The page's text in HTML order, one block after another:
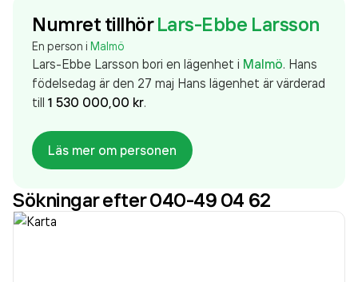
Numret tillhör Lars-Ebbe Larsson
En person i Malmö
Lars-Ebbe Larsson bori en lägenhet i Malmö. Hans
födelsedag är den 27 maj Hans lägenhet är värderad
till 1 530 000,00 kr.
Läs mer om personen
Sökningar efter 040-49 04 62